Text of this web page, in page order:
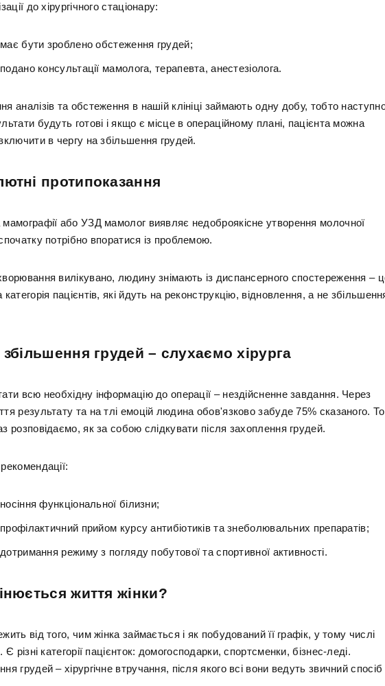
до хірургічного стаціонару:
має бути зроблено обстеження грудей;
подано консультації мамолога, терапевта, анестезіолога.
аналізів та обстеження в нашій клініці займають одну добу, тобто
будуть готові і якщо є місце в операційному плані, пацієнта можна
в чергу на збільшення грудей.
протипоказання
або УЗД мамолог виявляє недоброякісне утворення молочної
потрібно впоратися із проблемою.
вилікувано, людину знімають із диспансерного спостереження –
категорія пацієнтів, які йдуть на реконструкцію, відновлення, а не
збільшення грудей – слухаємо хірурга
всю необхідну інформацію до операції – нездійсненне завдання. Через
результату та на тлі емоцій людина обов'язково забуде 75% сказаного.
розповідаємо, як за собою слідкувати після захоплення грудей.
носіння функціональної білизни;
профілактичний прийом курсу антибіотиків та знеболювальних препаратів;
дотримання режиму з погляду побутової та спортивної активності.
життя жінки?
від того, чим жінка займається і як побудований її графік, у тому числі
Є різні категорії пацієнток: домогосподарки, спортсменки, бізнес-леді.
грудей – хірургічне втручання, після якого всі вони ведуть звичний спосіб